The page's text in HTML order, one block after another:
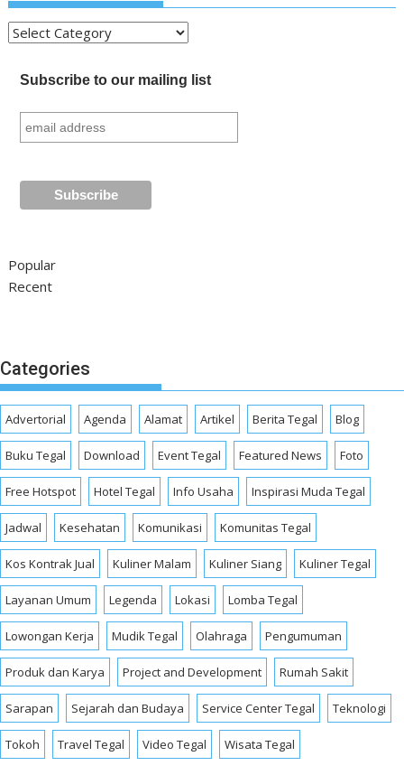
Kategori
Subscribe to our mailing list
Popular
Recent
Categories
Advertorial Agenda Alamat Artikel Berita Tegal Blog
Buku Tegal Download Event Tegal Featured News Foto
Free Hotspot Hotel Tegal Info Usaha Inspirasi Muda Tegal
Jadwal Kesehatan Komunikasi Komunitas Tegal
Kos Kontrak Jual Kuliner Malam Kuliner Siang Kuliner Tegal
Layanan Umum Legenda Lokasi Lomba Tegal
Lowongan Kerja Mudik Tegal Olahraga Pengumuman
Produk dan Karya Project and Development Rumah Sakit
Sarapan Sejarah dan Budaya Service Center Tegal Teknologi
Tokoh Travel Tegal Video Tegal Wisata Tegal